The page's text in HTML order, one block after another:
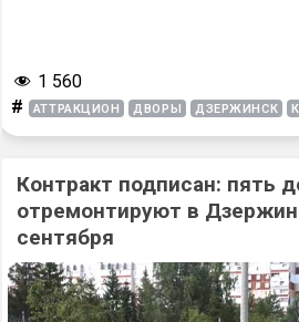
1 560
# АТТРАКЦИОН ДВОРЫ ДЗЕРЖИНСК
Контракт подписан: пять
отремонтируют в
сентября